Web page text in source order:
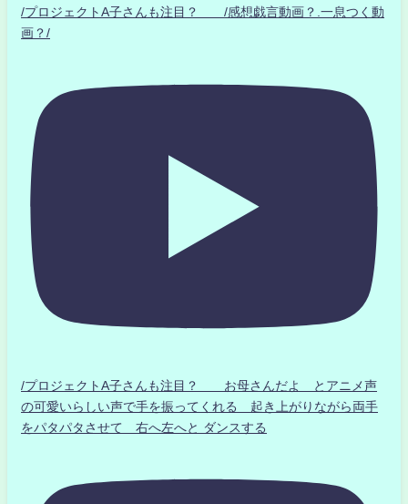
/プロジェクトA子さんも注目？ /感想戯言動画？.一息つく動
画？/
/プロジェクトA子さんも注目？ お母さんだよ とアニメ声
の可愛いらしい声で手を振ってくれる 起き上がりながら両手
をパタパタさせて 右へ左へと ダンスする